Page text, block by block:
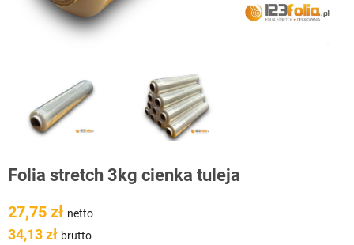
Folia stretch 3kg cienka tuleja
27,75 zł netto
34,13 zł brutto